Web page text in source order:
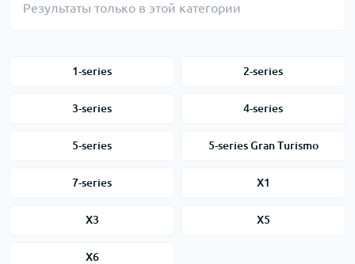
Результаты только в этой категории
1-series 2-series
3-series 4-series
5-series 5-series Gran Turismo
7-series X1
X3 X5
X6